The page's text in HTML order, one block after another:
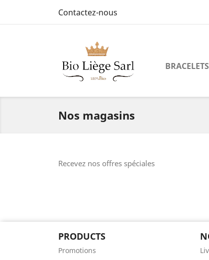
Contactez-nous
BRACELETS
Nos magasins
Recevez nos offres spéciales
PRODUCTS
Promotions